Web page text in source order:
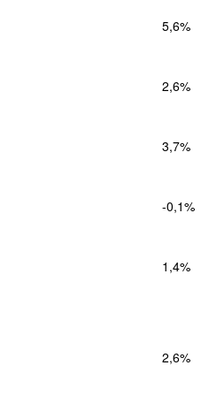
5,6%
2,6%
3,7%
-0,1%
1,4%
2,6%